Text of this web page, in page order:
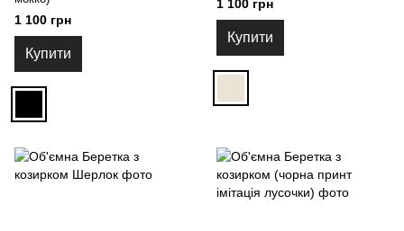
1 100 грн
Купити
1 100 грн
Купити